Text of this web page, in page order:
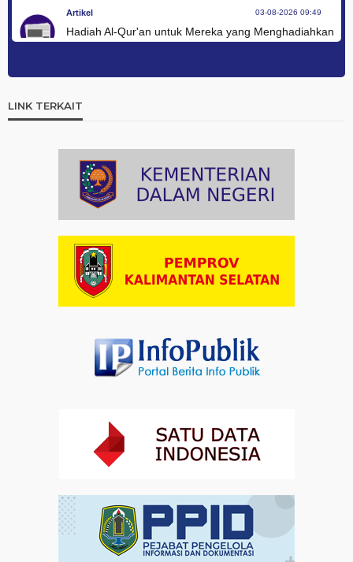
Artikel 03-08-2026 09:49
Hadiah Al-Qur'an untuk Mereka yang Menghadiahkan
Ini Teks Lengkap Doa Kebangsaan Umat Kristen
Protestan di Monas
Artikel
Paduan Suara yang Menyatukan Harapan untuk
Indonesia
Dalam Zikir dan Doa Kebangsaan, Tio Menemukan
Makna Keberagaman
Artikel 01-08-2026 18:00
Kebangsaan di Monas
Pandang terhadap Penyandang Disabilitas
LINK TERKAIT